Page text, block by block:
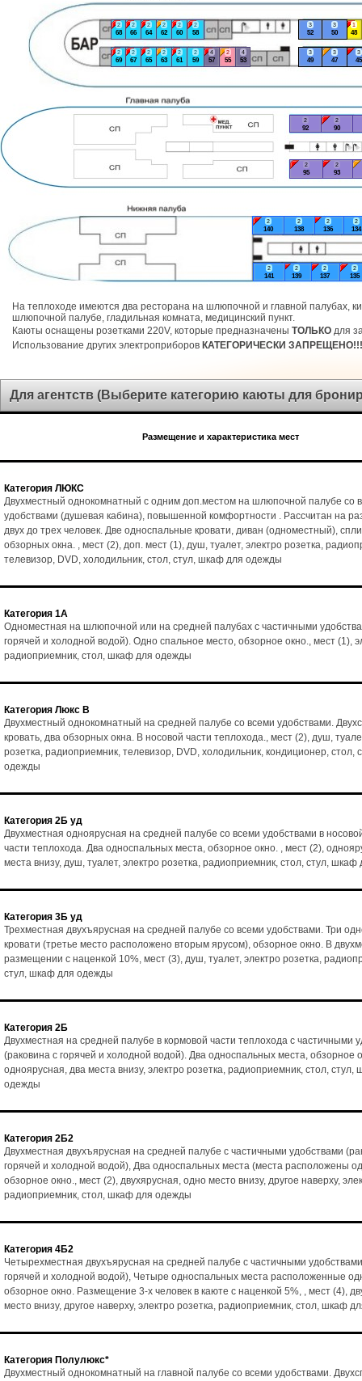
2
134
2
135
2
136
2
137
2
138
2
139
2
140
2
141
3
45
3
47
1
48
3
49
3
50
3
52
4
53
2
55
4
57
2
58
2
59
2
60
2
61
2
62
2
63
2
64
2
65
2
66
2
67
2
68
2
69
2
90
2
92
2
93
2
95
На теплоходе имеются два ресторана на шлюпочной и главной палубах,
шлюпочной палубе, гладильная комната, медицинский пункт.
Каюты оснащены розетками 220V, которые предназначены ТОЛЬКО для
Использование других электроприборов КАТЕГОРИЧЕСКИ ЗАПРЕЩЕНО!!!
Для агентств (Выберите категорию каюты для
Размещение и характеристика мест
Категория ЛЮКС
Двухместный однокомнатный с одним доп.местом на шлюпочной палубе со
удобствами (душевая кабина), повышенной комфортности . Рассчитан на
двух до трех человек. Две односпальные кровати, диван (одноместный),
обзорных окна. , мест (2), доп. мест (1), душ, туалет, электро розетка,
телевизор, DVD, холодильник, стол, стул, шкаф для одежды
Категория 1А
Одноместная на шлюпочной или на средней палубах с частичными
горячей и холодной водой). Одно спальное место, обзорное окно., мест (1),
радиоприемник, стол, шкаф для одежды
Категория Люкс В
Двухместный однокомнатный на средней палубе со всеми удобствами.
кровать, два обзорных окна. В носовой части теплохода., мест (2), душ,
розетка, радиоприемник, телевизор, DVD, холодильник, кондиционер, стол,
одежды
Категория 2Б уд
Двухместная одноярусная на средней палубе со всеми удобствами в
части теплохода. Два односпальных места, обзорное окно. , мест (2),
места внизу, душ, туалет, электро розетка, радиоприемник, стол, стул,
Категория 3Б уд
Трехместная двухъярусная на средней палубе со всеми удобствами. Три
кровати (третье место расположено вторым ярусом), обзорное окно. В
размещении с наценкой 10%, мест (3), душ, туалет, электро розетка,
стул, шкаф для одежды
Категория 2Б
Двухместная на средней палубе в кормовой части теплохода с частичными
(раковина с горячей и холодной водой). Два односпальных места, обзорное
одноярусная, два места внизу, электро розетка, радиоприемник, стол, стул,
одежды
Категория 2Б2
Двухместная двухъярусная на средней палубе с частичными удобствами
горячей и холодной водой), Два односпальных места (места расположены
обзорное окно., мест (2), двухярусная, одно место внизу, другое наверху,
радиоприемник, стол, шкаф для одежды
Категория 4Б2
Четырехместная двухъярусная на средней палубе с частичными
горячей и холодной водой), Четыре односпальных места расположенные
обзорное окно. Размещение 3-х человек в каюте с наценкой 5%, , мест (4),
место внизу, другое наверху, электро розетка, радиоприемник, стол, шкаф
Категория Полулюкс*
Двухместный однокомнатный на главной палубе со всеми удобствами.